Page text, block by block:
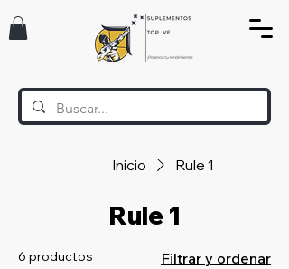
Inicio Rule 1
Rule 1
6 productos Filtrar y ordenar